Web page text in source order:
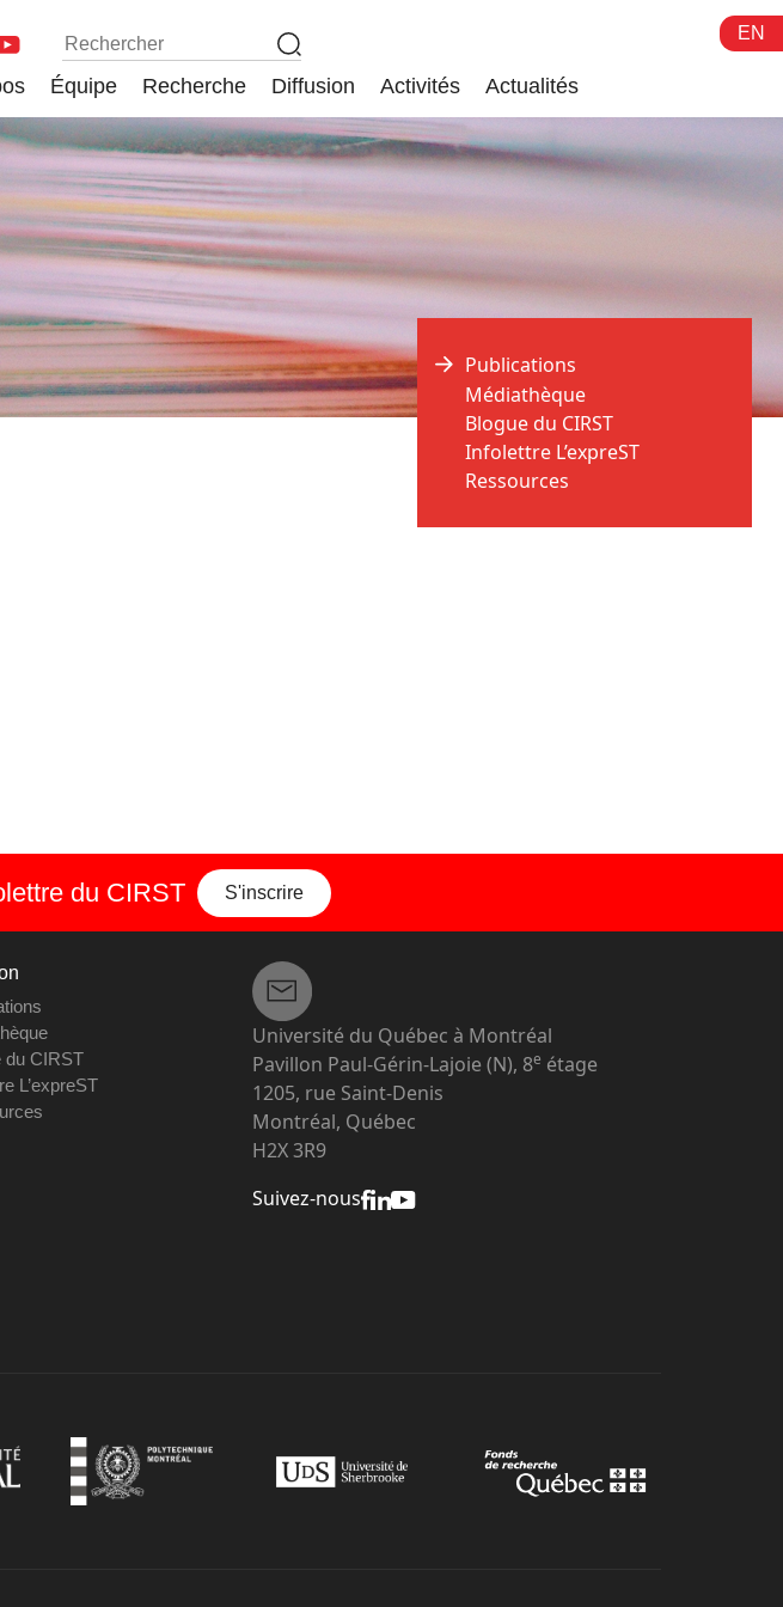
EN
Équipe Recherche Diffusion Activités Actualités
Publications
Médiathèque
Blogue du CIRST
Infolettre L’expreST
Ressources
du CIRST S'inscrire
du CIRST
L’expreST
Université du Québec à Montréal
Pavillon Paul-Gérin-Lajoie (N), 8e étage
1205, rue Saint-Denis
Montréal, Québec
H2X 3R9
Suivez-nous